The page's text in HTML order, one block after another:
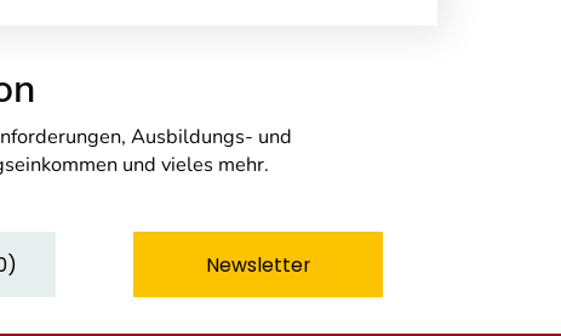
Ausbildungs- und
und vieles mehr.
) Newsletter